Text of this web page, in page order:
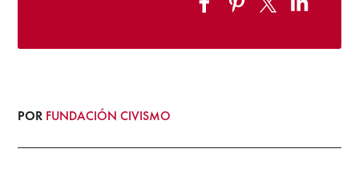
POR FUNDACIÓN CIVISMO